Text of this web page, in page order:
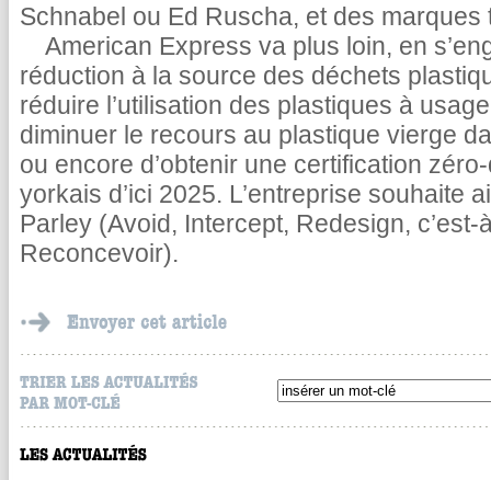
Schnabel ou Ed Ruscha, et des marques
American Express va plus loin, en
réduction à la source des déchets
réduire l’utilisation des plastiques à
diminuer le recours au plastique vierge
ou encore d’obtenir une certification
yorkais d’ici 2025. L’entreprise souhaite
Parley (Avoid, Intercept, Redesign,
Reconcevoir).